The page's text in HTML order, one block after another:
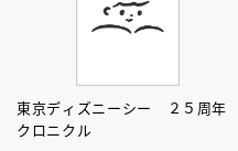
東京ディズニーシー ２５周年
クロニクル